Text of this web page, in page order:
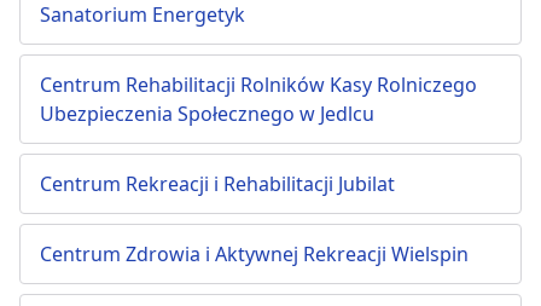
Sanatorium Energetyk
Centrum Rehabilitacji Rolników Kasy Rolniczego
Ubezpieczenia Społecznego w Jedlcu
Centrum Rekreacji i Rehabilitacji Jubilat
Centrum Zdrowia i Aktywnej Rekreacji Wielspin